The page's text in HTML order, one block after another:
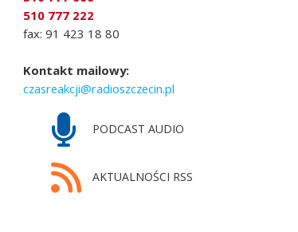
510 777 222
fax: 91 423 18 80
Kontakt mailowy:
czasreakcji@radioszczecin.pl
PODCAST AUDIO
AKTUALNOŚCI RSS